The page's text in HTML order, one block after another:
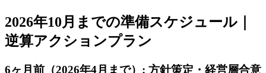
2026年10月までの準備スケジュール｜
逆算アクションプラン
6ヶ月前（2026年4月まで）: 方針策定・経営層合意